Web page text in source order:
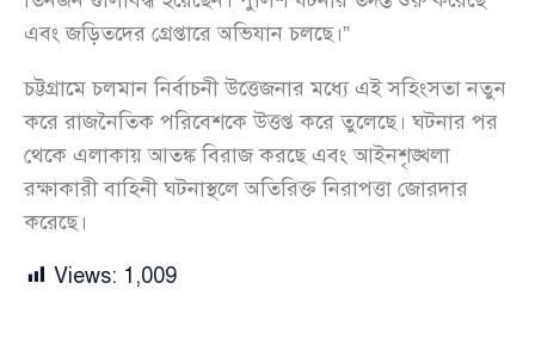
এবং জড়িতদের গ্রেপ্তারে অভিযান চলছে।”
চট্টগ্রামে চলমান নির্বাচনী উত্তেজনার মধ্যে এই সহিংসতা নতুন
করে রাজনৈতিক পরিবেশকে উত্তপ্ত করে তুলেছে। ঘটনার পর
থেকে এলাকায় আতঙ্ক বিরাজ করছে এবং আইনশৃঙ্খলা
রক্ষাকারী বাহিনী ঘটনাস্থলে অতিরিক্ত নিরাপত্তা জোরদার
করেছে।
Views: 1,009